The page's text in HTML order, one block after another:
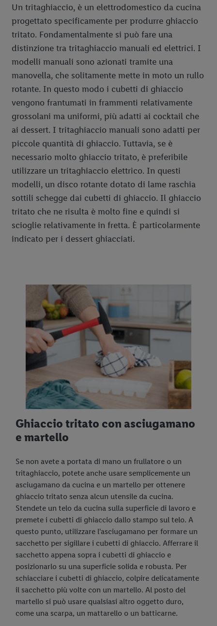
Un tritaghiaccio, è un elettrodomestico da cucina
progettato specificamente per produrre ghiaccio
tritato. Fondamentalmente si può fare una
distinzione tra tritaghiaccio manuali ed elettrici. I
modelli manuali sono azionati tramite una
manovella, che solitamente mette in moto un rullo
rotante. In questo modo i cubetti di ghiaccio
vengono frantumati in frammenti relativamente
grossolani ma uniformi, più adatti ai cocktail che
ai dessert. I tritaghiaccio manuali sono adatti per
piccole quantità di ghiaccio. Tuttavia, se è
necessario molto ghiaccio tritato, è preferibile
utilizzare un tritaghiaccio elettrico. In questi
modelli, un disco rotante dotato di lame raschia
sottili schegge dai cubetti di ghiaccio. Il ghiaccio
tritato che ne risulta è molto fine e quindi si
scioglie relativamente in fretta. È particolarmente
indicato per i dessert ghiacciati.
Ghiaccio tritato con asciugamano
e martello
Se non avete a portata di mano un frullatore o un
tritaghiaccio, potete anche usare semplicemente un
asciugamano da cucina e un martello per ottenere
ghiaccio tritato senza alcun utensile da cucina.
Stendete un telo da cucina sulla superficie di lavoro e
premete i cubetti di ghiaccio dallo stampo sul telo. A
questo punto, utilizzare l'asciugamano per formare un
sacchetto per sigillare i cubetti di ghiaccio. Afferrare il
sacchetto appena sopra i cubetti di ghiaccio e
posizionarlo su una superficie solida e robusta. Per
schiacciare i cubetti di ghiaccio, colpire delicatamente
il sacchetto più volte con un martello. Al posto del
martello si può usare qualsiasi altro oggetto duro,
come una scarpa, un mattarello o un batticarne.